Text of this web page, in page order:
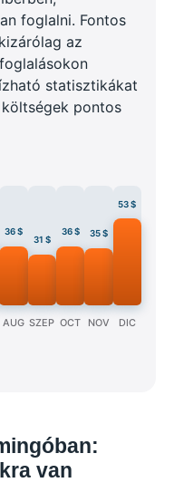
foglalni. Fontos
az
statisztikákat
pontos
36 $
AUG
31 $
SZEP
36 $
OCT
35 $
NOV
53 $
DIC
van